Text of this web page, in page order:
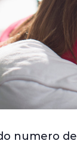
numero del